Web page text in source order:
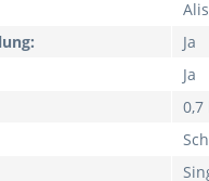
Ja
Ja
0,7